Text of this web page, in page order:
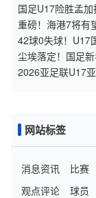
国足U17险胜孟
重磅！海港7将有
主力？
42球0失球！U17
尘埃落定！国足
岁球王重返
2026亚足联U17
网站标签
消息资讯 比赛
观点评论
球员